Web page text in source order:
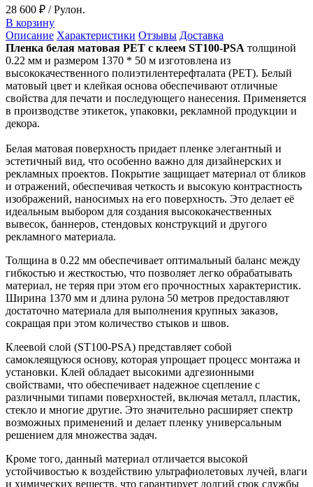
28 600 ₽ / Рулон.
В корзину
Описание Характеристики Отзывы Доставка
Пленка белая матовая PET с клеем ST100-PSA толщиной
0.22 мм и размером 1370 * 50 м изготовлена из
высококачественного полиэтилентерефталата (PET). Белый
матовый цвет и клейкая основа обеспечивают отличные
свойства для печати и последующего нанесения. Применяется
в производстве этикеток, упаковки, рекламной продукции и
декора.
Белая матовая поверхность придает пленке элегантный и
эстетичный вид, что особенно важно для дизайнерских и
рекламных проектов. Покрытие защищает материал от бликов
и отражений, обеспечивая четкость и высокую контрастность
изображений, наносимых на его поверхность. Это делает её
идеальным выбором для создания высококачественных
вывесок, баннеров, стендовых конструкций и другого
рекламного материала.
Толщина в 0.22 мм обеспечивает оптимальный баланс между
гибкостью и жесткостью, что позволяет легко обрабатывать
материал, не теряя при этом его прочностных характеристик.
Ширина 1370 мм и длина рулона 50 метров предоставляют
достаточно материала для выполнения крупных заказов,
сокращая при этом количество стыков и швов.
Клеевой слой (ST100-PSA) представляет собой
самоклеящуюся основу, которая упрощает процесс монтажа и
установки. Клей обладает высокими адгезионными
свойствами, что обеспечивает надежное сцепление с
различными типами поверхностей, включая металл, пластик,
стекло и многие другие. Это значительно расширяет спектр
возможных применений и делает пленку универсальным
решением для множества задач.
Кроме того, данный материал отличается высокой
устойчивостью к воздействию ультрафиолетовых лучей, влаги
и химических веществ, что гарантирует долгий срок службы